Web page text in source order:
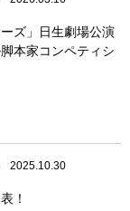
ズ」日生劇場公演
本家コンペティシ
2025.10.30
！